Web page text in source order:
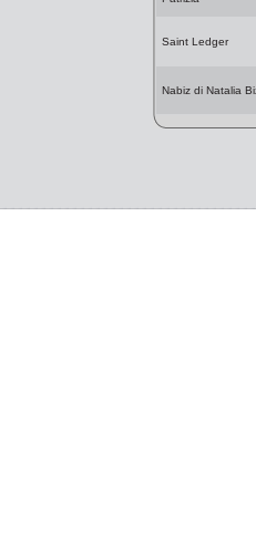
Saint Ledger
Nabiz di Natalia